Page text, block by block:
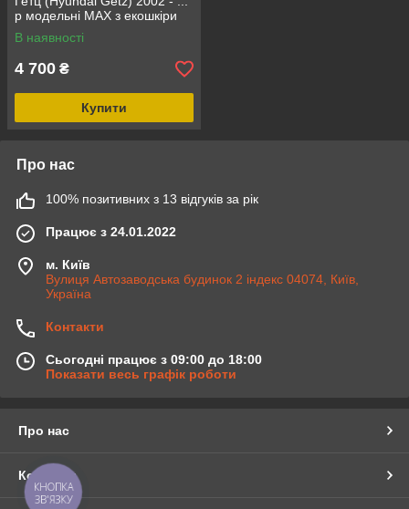
р модельні MAX з екошкіри
Чорно-жовтий
В наявності
4 700 ₴
Купити
Про нас
100% позитивних з 13 відгуків за рік
Працює з 24.01.2022
м. Київ
Вулиця Автозаводська будинок 2 індекс 04074, Київ,
Україна
Контакти
Сьогодні працює з 09:00 до 18:00
Показати весь графік роботи
Про нас
Контакти
КНОПКА
ЗВ'ЯЗКУ